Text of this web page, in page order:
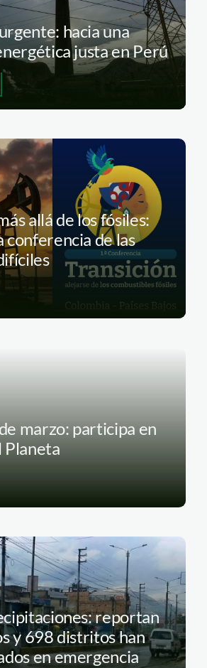
hacia una
justa en Perú
allá de los fósiles:
conferencia de las
marzo: participa en
Planeta
reportan
y 698 distritos han
en emergencia